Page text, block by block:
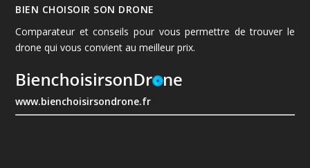
BIEN CHOISOIR SON DRONE
Comparateur et conseils pour vous permettre de trouver le
drone qui vous convient au meilleur prix.
www.bienchoisirsondrone.fr